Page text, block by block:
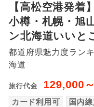
【高松空港発着
小樽・札幌・旭
ン北海道いいと
都道府県魅力度ラン
海道
旅行代金 129,000
カード利用可 国内
りません。別途お
羽田空港：大人
1,800円
2026/10/6〜
円、子供2,320円、
2027/6/5〜 羽田
2,360円、幼児
新千歳空港往復：
添乗員同行
往
（
現地添乗員同
行
現
（
バスガイド乗
務
バ
が